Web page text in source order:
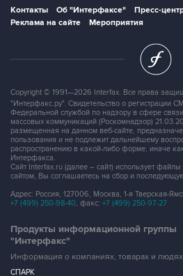
Контакты Об "Интерфаксе" Пресс-
Реклама на сайте
Мероприятия
Copyright © 1991—2026 Interfax. Все права
"Интерфакс.ру". Свидетельство о
Федеральной службой по надзору в сфере
массовых коммуникаций (Роскомнадзор)
размещенная на данном веб-сайте,
пользования и не подлежит дальнейшему
распространению в какой-либо форме, иначе
Интерфакса.
Сайт Interfax.ru (далее – сайт) использует
сайтом, Вы соглашаетесь на сбор и
Адрес: Россия, 127006, Москва, 1-я Тверская-
+7 (499) 250-98-40, факс: +7 (499) 250-97-27
Продукты информационной группы
"Интерфакс"
Информация о компаниях, товарах и людях
СПАРК